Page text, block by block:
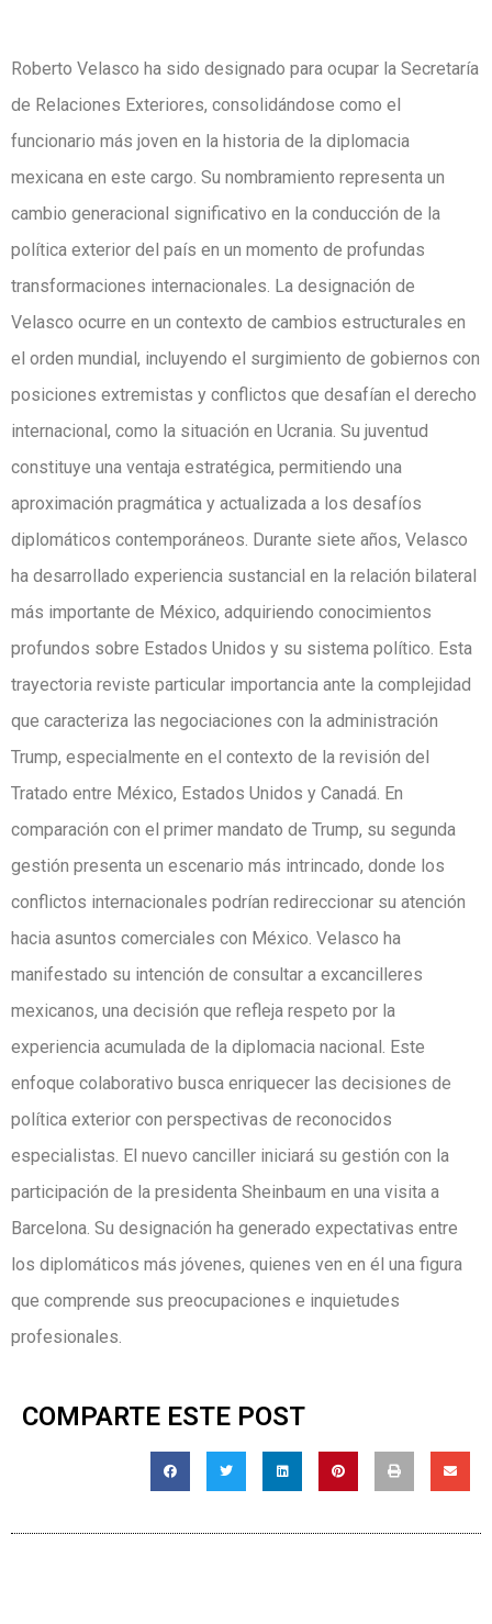
Roberto Velasco ha sido designado para ocupar la Secretaría
de Relaciones Exteriores, consolidándose como el
funcionario más joven en la historia de la diplomacia
mexicana en este cargo. Su nombramiento representa un
cambio generacional significativo en la conducción de la
política exterior del país en un momento de profundas
transformaciones internacionales. La designación de
Velasco ocurre en un contexto de cambios estructurales en
el orden mundial, incluyendo el surgimiento de gobiernos con
posiciones extremistas y conflictos que desafían el derecho
internacional, como la situación en Ucrania. Su juventud
constituye una ventaja estratégica, permitiendo una
aproximación pragmática y actualizada a los desafíos
diplomáticos contemporáneos. Durante siete años, Velasco
ha desarrollado experiencia sustancial en la relación bilateral
más importante de México, adquiriendo conocimientos
profundos sobre Estados Unidos y su sistema político. Esta
trayectoria reviste particular importancia ante la complejidad
que caracteriza las negociaciones con la administración
Trump, especialmente en el contexto de la revisión del
Tratado entre México, Estados Unidos y Canadá. En
comparación con el primer mandato de Trump, su segunda
gestión presenta un escenario más intrincado, donde los
conflictos internacionales podrían redireccionar su atención
hacia asuntos comerciales con México. Velasco ha
manifestado su intención de consultar a excancilleres
mexicanos, una decisión que refleja respeto por la
experiencia acumulada de la diplomacia nacional. Este
enfoque colaborativo busca enriquecer las decisiones de
política exterior con perspectivas de reconocidos
especialistas. El nuevo canciller iniciará su gestión con la
participación de la presidenta Sheinbaum en una visita a
Barcelona. Su designación ha generado expectativas entre
los diplomáticos más jóvenes, quienes ven en él una figura
que comprende sus preocupaciones e inquietudes
profesionales.
COMPARTE ESTE POST